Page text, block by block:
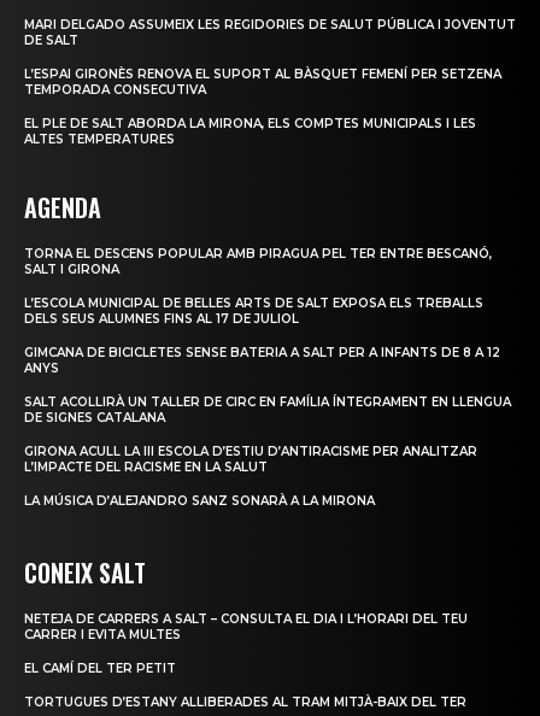
MARI DELGADO ASSUMEIX LES REGIDORIES DE SALUT PÚBLICA I JOVENTUT
DE SALT
L’ESPAI GIRONÈS RENOVA EL SUPORT AL BÀSQUET FEMENÍ PER SETZENA
TEMPORADA CONSECUTIVA
EL PLE DE SALT ABORDA LA MIRONA, ELS COMPTES MUNICIPALS I LES
ALTES TEMPERATURES
AGENDA
TORNA EL DESCENS POPULAR AMB PIRAGUA PEL TER ENTRE BESCANÓ,
SALT I GIRONA
L’ESCOLA MUNICIPAL DE BELLES ARTS DE SALT EXPOSA ELS TREBALLS
DELS SEUS ALUMNES FINS AL 17 DE JULIOL
GIMCANA DE BICICLETES SENSE BATERIA A SALT PER A INFANTS DE 8 A 12
ANYS
SALT ACOLLIRÀ UN TALLER DE CIRC EN FAMÍLIA ÍNTEGRAMENT EN LLENGUA
DE SIGNES CATALANA
GIRONA ACULL LA III ESCOLA D’ESTIU D’ANTIRACISME PER ANALITZAR
L’IMPACTE DEL RACISME EN LA SALUT
LA MÚSICA D’ALEJANDRO SANZ SONARÀ A LA MIRONA
CONEIX SALT
NETEJA DE CARRERS A SALT – CONSULTA EL DIA I L’HORARI DEL TEU
CARRER I EVITA MULTES
EL CAMÍ DEL TER PETIT
TORTUGUES D’ESTANY ALLIBERADES AL TRAM MITJÀ-BAIX DEL TER